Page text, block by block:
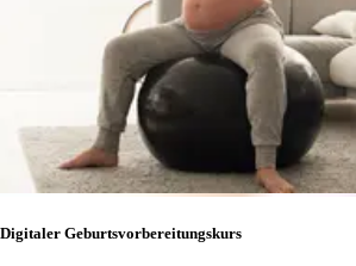
Digitaler Geburtsvorbereitungskurs